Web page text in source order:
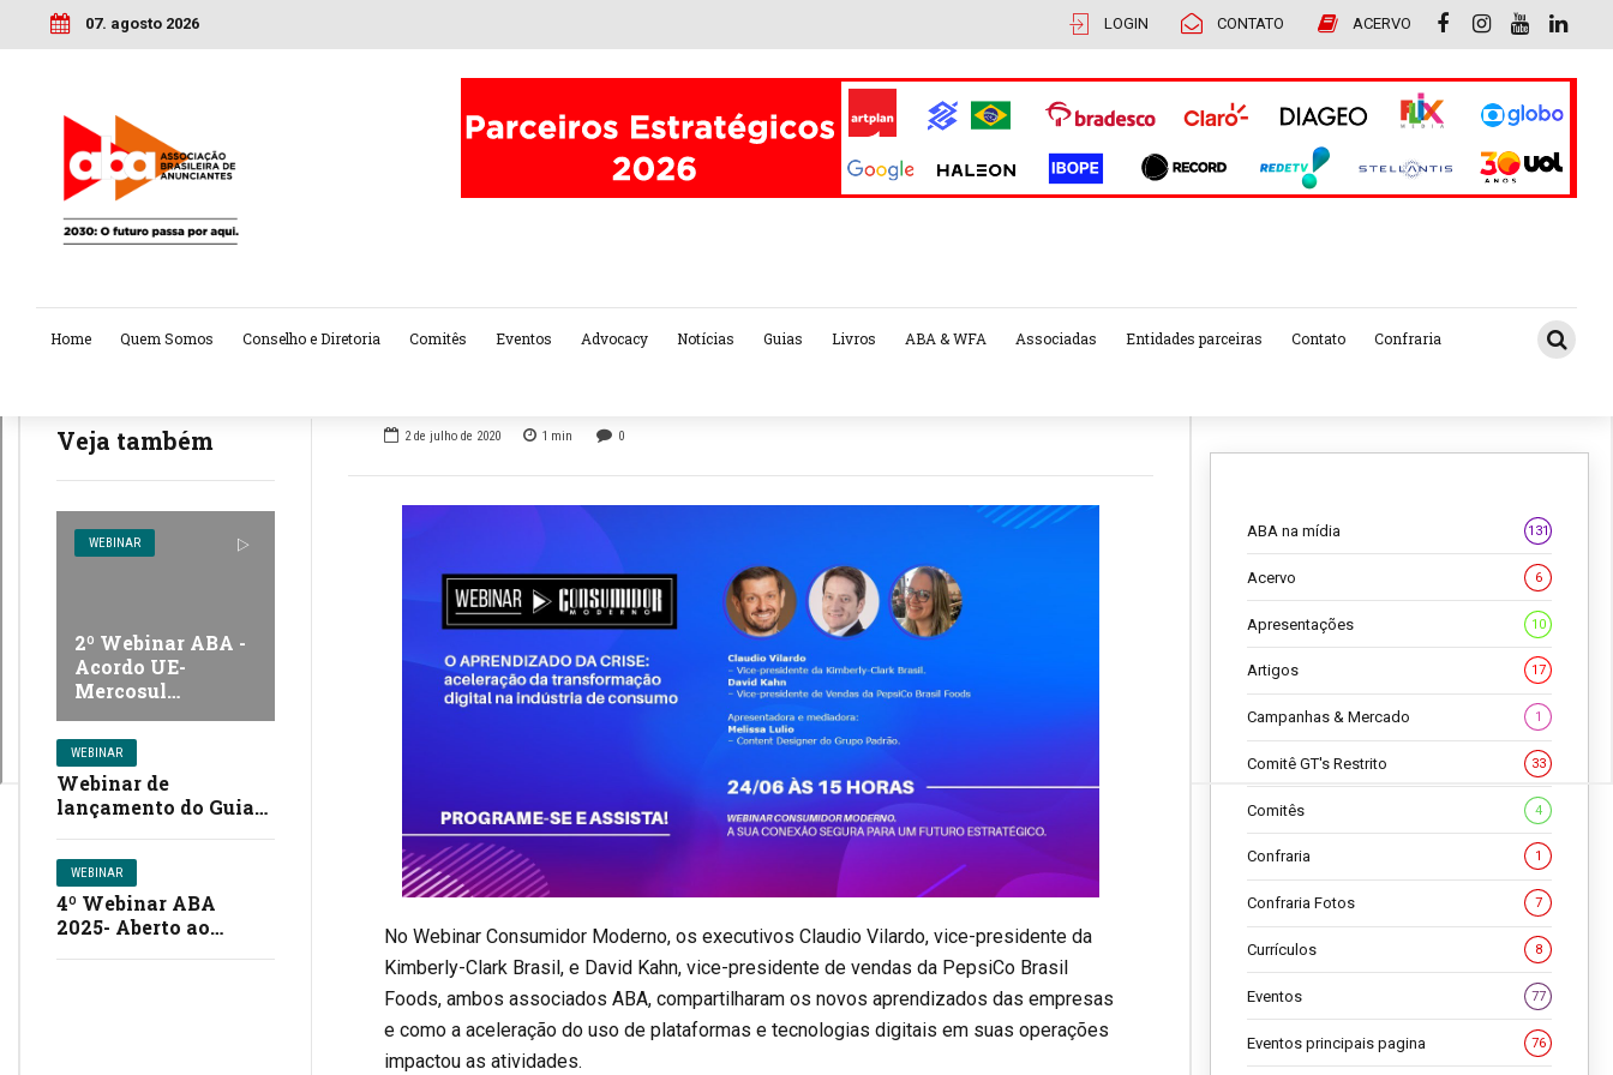
07. agosto 2026 LOGIN CONTATO ACERVO
Home Quem Somos Conselho e Diretoria Comitês Eventos Advocacy Notícias Guias Livros ABA & WFA Associadas Entidades parceiras Contato Confraria
Veja também
WEBINAR
2º Webinar ABA -
Acordo UE-
Mercosul…
WEBINAR
Webinar de
lançamento do Guia
Uso de Dados e IA…
WEBINAR
4º Webinar ABA
2025- Aberto ao
2 de julho de 2020 1 min 0
No Webinar Consumidor Moderno, os executivos Claudio Vilardo, vice-presidente da
Kimberly-Clark Brasil, e David Kahn, vice-presidente de vendas da PepsiCo Brasil
Foods, ambos associados ABA, compartilharam os novos aprendizados das empresas
e como a aceleração do uso de plataformas e tecnologias digitais em suas operações
impactou as atividades.
ABA na mídia 131
Acervo 6
Apresentações 10
Artigos 17
Campanhas & Mercado 1
Comitê GT's Restrito 33
Comitês 4
Confraria 1
Confraria Fotos 7
Currículos 8
Eventos 77
Eventos principais pagina 76